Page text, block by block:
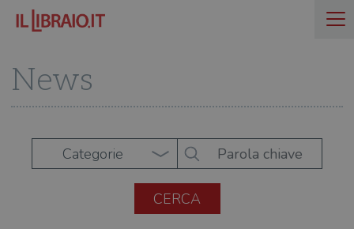
News
Categorie